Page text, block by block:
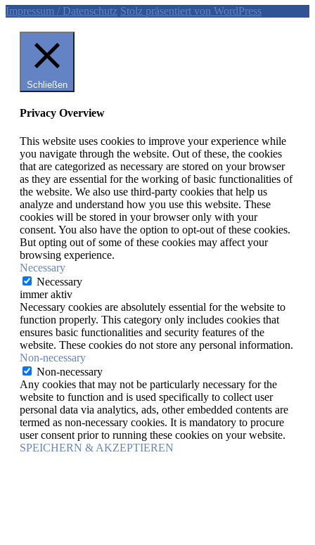
Impressum / Datenschutz Stolz präsentiert von WordPress
Schließen
Privacy Overview
This website uses cookies to improve your experience while
you navigate through the website. Out of these, the cookies
that are categorized as necessary are stored on your browser
as they are essential for the working of basic functionalities of
the website. We also use third-party cookies that help us
analyze and understand how you use this website. These
cookies will be stored in your browser only with your
consent. You also have the option to opt-out of these cookies.
But opting out of some of these cookies may affect your
browsing experience.
Necessary
Necessary
immer aktiv
Necessary cookies are absolutely essential for the website to
function properly. This category only includes cookies that
ensures basic functionalities and security features of the
website. These cookies do not store any personal information.
Non-necessary
Non-necessary
Any cookies that may not be particularly necessary for the
website to function and is used specifically to collect user
personal data via analytics, ads, other embedded contents are
termed as non-necessary cookies. It is mandatory to procure
user consent prior to running these cookies on your website.
SPEICHERN & AKZEPTIEREN